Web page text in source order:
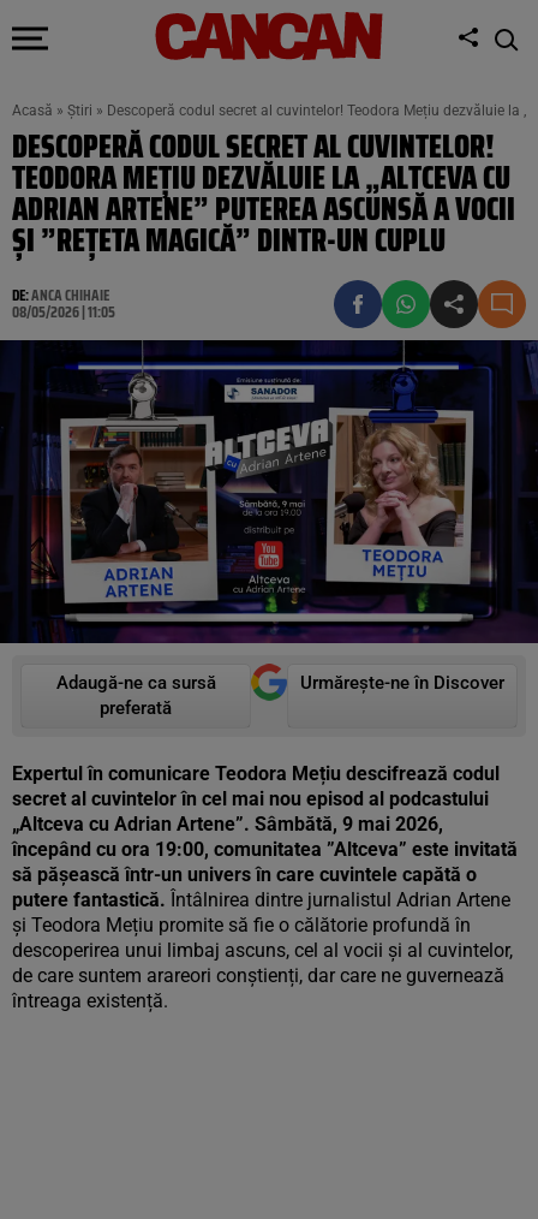
Acasă » Știri » Descoperă codul secret al cuvintelor! Teodora Mețiu dezvăluie la
DESCOPERĂ CODUL SECRET AL CUVINTELOR!
TEODORA MEȚIU DEZVĂLUIE LA „ALTCEVA CU
ADRIAN ARTENE” PUTEREA ASCUNSĂ A VOCII
ȘI ”REȚETA MAGICĂ” DINTR-UN CUPLU
DE:ANCA CHIHAIE
08/05/2026 | 11:05
Adaugă-ne ca sursă
preferată
Urmărește-ne în Discover
Expertul în comunicare Teodora Mețiu descifrează codul
secret al cuvintelor în cel mai nou episod al podcastului
„Altceva cu Adrian Artene”. Sâmbătă, 9 mai 2026,
începând cu ora 19:00, comunitatea ”Altceva” este invitată
să pășească într-un univers în care cuvintele capătă o
putere fantastică. Întâlnirea dintre jurnalistul Adrian Artene
și Teodora Mețiu promite să fie o călătorie profundă în
descoperirea unui limbaj ascuns, cel al vocii și al cuvintelor,
de care suntem arareori conștienți, dar care ne guvernează
întreaga existență.